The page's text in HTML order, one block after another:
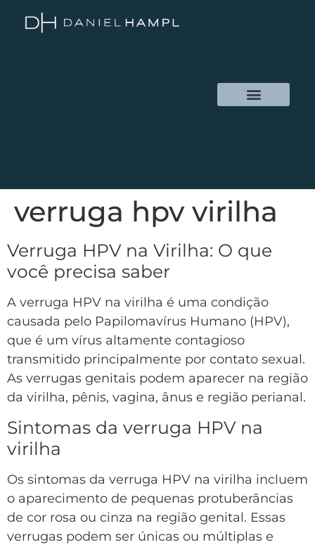
verruga hpv virilha
Verruga HPV na Virilha: O que
você precisa saber
A verruga HPV na virilha é uma condição
causada pelo Papilomavírus Humano (HPV),
que é um vírus altamente contagioso
transmitido principalmente por contato sexual.
As verrugas genitais podem aparecer na região
da virilha, pênis, vagina, ânus e região perianal.
Sintomas da verruga HPV na
virilha
Os sintomas da verruga HPV na virilha incluem
o aparecimento de pequenas protuberâncias
de cor rosa ou cinza na região genital. Essas
verrugas podem ser únicas ou múltiplas e